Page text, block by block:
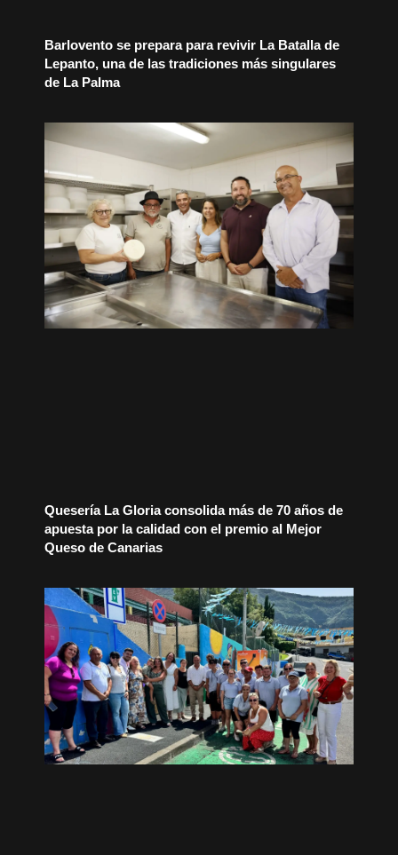
Barlovento se prepara para revivir La Batalla de
Lepanto, una de las tradiciones más singulares
de La Palma
Quesería La Gloria consolida más de 70 años de
apuesta por la calidad con el premio al Mejor
Queso de Canarias